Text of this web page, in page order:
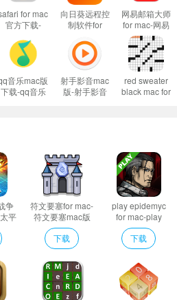
也是回合制的。 军队中的生物堆叠为小
物。 每支军队最大包括五个小队，不同种族
。 一些随机因素会影响到战斗结果，同时英
运气和士气。 走好运的小队在进攻时给对手
到较小的伤害，而高昂士气的小队获得额外
，不会受到伤害。战斗中英雄可以选择投
for mac
官方下载-
下载 v15.5正
式版
向日葵远程控
制软件for
远程控制软件
mac版下载
v12.5.1.46673
网易邮箱大师
for mac-网易
邮箱大师mac
版下载
v4.17.9
音乐mac版
下载-qq音乐
射手影音mac
版-射手影音
red sweater
black mac for
争
平
符文要塞for mac-
符文要塞mac版
下载 v1.0
下载
play epidemyc
for mac-play
epidemyc mac版
下载 v1.0
下载